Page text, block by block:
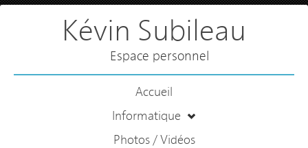
Kévin Subileau
Espace personnel
Accueil
Informatique
Photos / Vidéos